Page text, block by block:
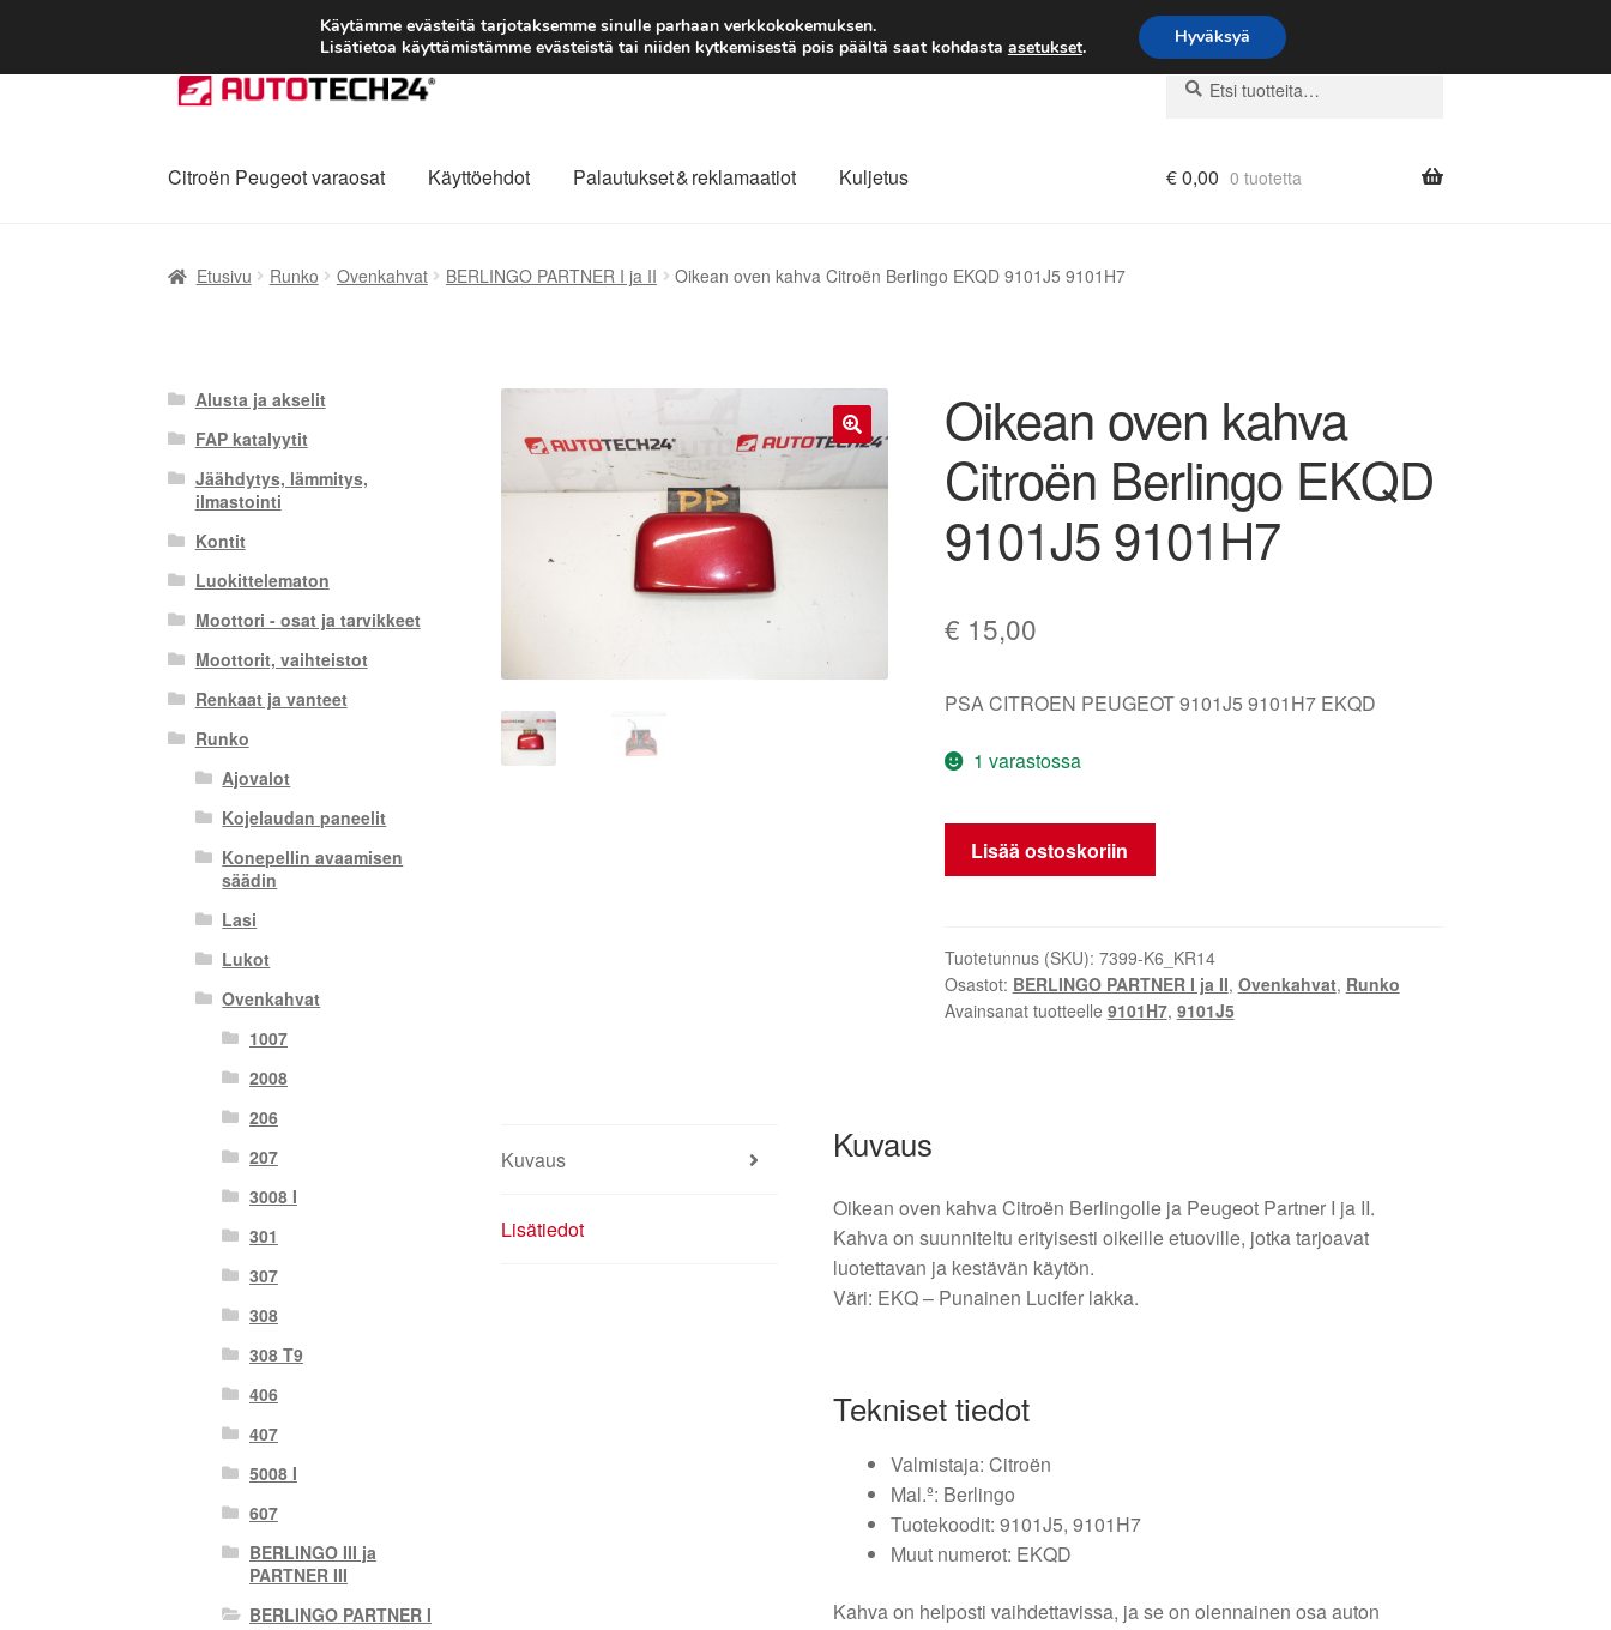
TOIMITUS alkaen 7 EUR
Siirry
navigointiin
Siirry
sisältöön
Etsi:
Haku
Citroën Peugeot varaosat Käyttöehdot Palautukset & reklamaatiot Kuljetus €0,00 0 tuotetta
Etusivu Runko Ovenkahvat BERLINGO PARTNER I ja II Oikean oven kahva Citroën Berlingo EKQD 9101J5 9101H7
Oikean oven kahva
Citroën Berlingo EKQD
9101J5 9101H7
€ 15,00
PSA CITROEN PEUGEOT 9101J5 9101H7 EKQD
1 varastossa
Oikean
oven
Berlingo
EKQD
9101J5
Lisää ostoskoriin
Tuotetunnus (SKU): 7399-K6_KR14
Osastot: BERLINGO PARTNER I ja II, Ovenkahvat, Runko
Avainsanat tuotteelle 9101H7, 9101J5
Kuvaus
Lisätiedot
Kuvaus
Oikean oven kahva Citroën Berlingolle ja Peugeot Partner I ja II.
Kahva on suunniteltu erityisesti oikeille etuoville, jotka tarjoavat
luotettavan ja kestävän käytön.
Väri: EKQ – Punainen Lucifer lakka.
Tekniset tiedot
Valmistaja: Citroën
Mal.º: Berlingo
Tuotekoodit: 9101J5, 9101H7
Muut numerot: EKQD
Kahva on helposti vaihdettavissa, ja se on olennainen osa auton
Alusta ja akselit
FAP katalyytit
Jäähdytys, lämmitys,
ilmastointi
Kontit
Luokittelematon
Moottori - osat ja tarvikkeet
Moottorit, vaihteistot
Renkaat ja vanteet
Runko
Ajovalot
Kojelaudan paneelit
Konepellin avaamisen
säädin
Lasi
Lukot
Ovenkahvat
1007
2008
206
207
3008 I
301
307
308
308 T9
406
407
5008 I
607
BERLINGO III ja
PARTNER III
BERLINGO PARTNER I
Käytämme evästeitä tarjotaksemme sinulle parhaan verkkokokemuksen.
Lisätietoa käyttämistämme evästeistä tai niiden kytkemisestä pois päältä saat kohdasta asetukset. Hyväksyä